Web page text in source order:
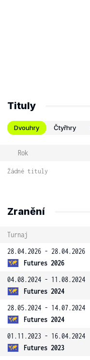
Tituly
Dvouhry Čtyřhry
Rok
Žádné tituly
Zranění
Turnaj
28.04.2026 - 28.04.2026
Futures 2026
04.08.2024 - 11.08.2024
Futures 2024
28.05.2024 - 14.07.2024
Futures 2024
01.11.2023 - 16.04.2024
Futures 2023